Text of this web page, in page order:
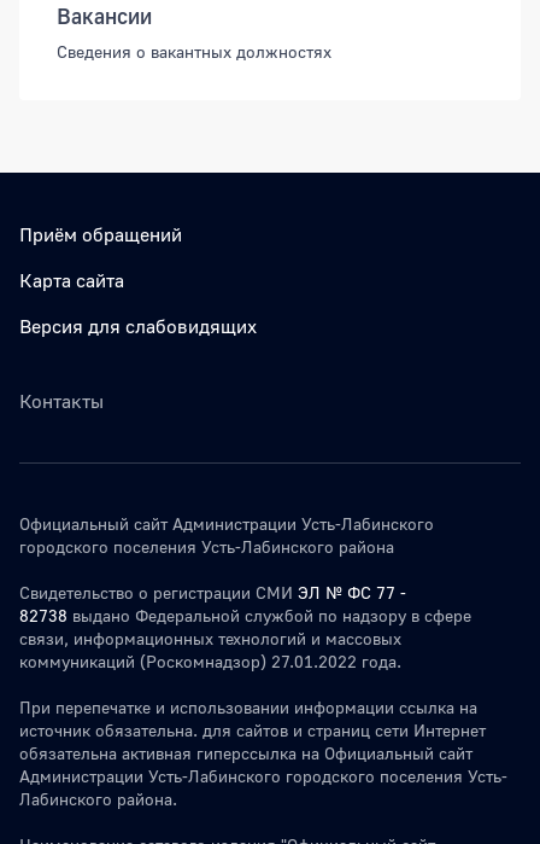
Вакансии
Сведения о вакантных должностях
Приём обращений
Карта сайта
Версия для слабовидящих
Контакты
Официальный сайт Администрации Усть-Лабинского
городского поселения Усть-Лабинского района
Свидетельство о регистрации СМИ ЭЛ № ФС 77 -
82738 выдано Федеральной службой по надзору в сфере
связи, информационных технологий и массовых
коммуникаций (Роскомнадзор) 27.01.2022 года.
При перепечатке и использовании информации ссылка на
источник обязательна. для сайтов и страниц сети Интернет
обязательна активная гиперссылка на Официальный сайт
Администрации Усть-Лабинского городского поселения Усть-
Лабинского района.